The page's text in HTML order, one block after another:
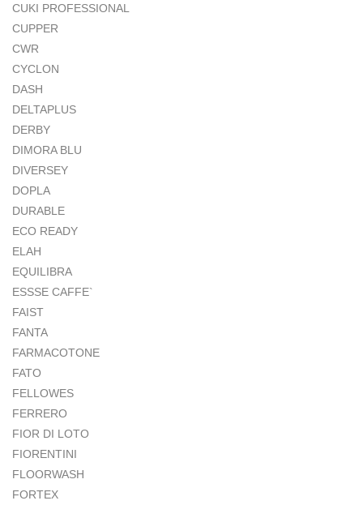
CUKI PROFESSIONAL
CUPPER
CWR
CYCLON
DASH
DELTAPLUS
DERBY
DIMORA BLU
DIVERSEY
DOPLA
DURABLE
ECO READY
ELAH
EQUILIBRA
ESSSE CAFFE`
FAIST
FANTA
FARMACOTONE
FATO
FELLOWES
FERRERO
FIOR DI LOTO
FIORENTINI
FLOORWASH
FORTEX